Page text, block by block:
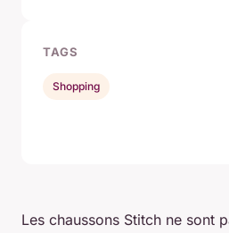
Les chaussons Stitch ne sont
TAGS
Shopping